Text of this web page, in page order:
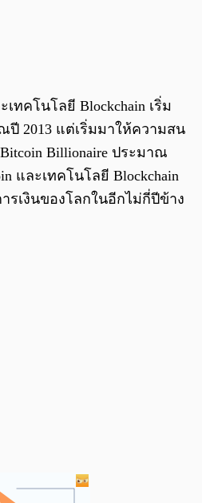
ทคโนโลยี Blockchain เริ่ม
2013 แต่เริ่มมาให้ความสน
Billionaire ประมาณ
และเทคโนโลยี Blockchain
รเงินของโลกในอีกไม่กี่ปีข้าง